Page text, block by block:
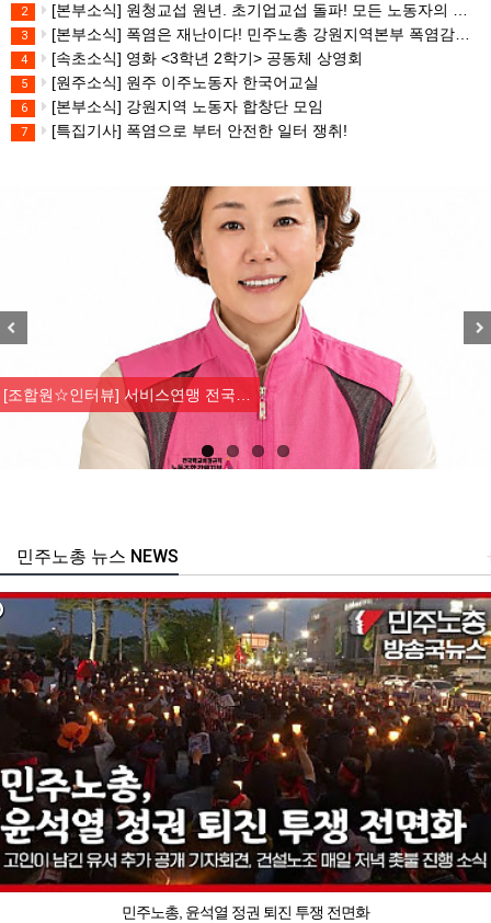
2 [본부소식] 원청교섭 원년. 초기업교섭 돌파! 모든 노동자의 노동기본권 쟁취! 민주노총 7.15 총파업대회
3 [본부소식] 폭염은 재난이다! 민주노총 강원지역본부 폭염감시단 선포 기자회견
4 [속초소식] 영화 <3학년 2학기> 공동체 상영회
5 [원주소식] 원주 이주노동자 한국어교실
6 [본부소식] 강원지역 노동자 합창단 모임
7 [특집기사] 폭염으로 부터 안전한 일터 쟁취!
[조합원☆인터뷰] 서비스연맹 전국…
주노총 뉴스 NEWS
민주노총, 윤석열 정권 퇴진 투쟁 전면화